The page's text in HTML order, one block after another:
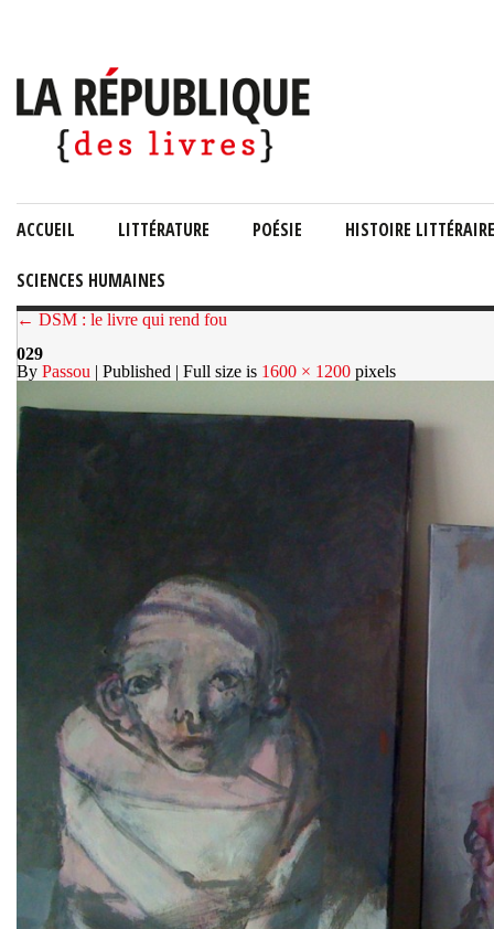
ACCUEIL LITTÉRATURE POÉSIE HISTOIRE LITTÉRAIRE
SCIENCES HUMAINES
← DSM : le livre qui rend fou
029
By Passou | Published | Full size is 1600 × 1200 pixels